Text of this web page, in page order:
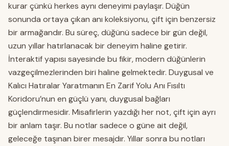
kurar çünkü herkes aynı deneyimi paylaşır. Düğün
sonunda ortaya çıkan anı koleksiyonu, çift için benzersiz
bir armağandır. Bu süreç, düğünü sadece bir gün değil,
uzun yıllar hatırlanacak bir deneyim haline getirir.
İnteraktif yapısı sayesinde bu fikir, modern düğünlerin
vazgeçilmezlerinden biri haline gelmektedir. Duygusal ve
Kalıcı Hatıralar Yaratmanın En Zarif Yolu Anı Fısıltı
Koridoru’nun en güçlü yanı, duygusal bağları
güçlendirmesidir. Misafirlerin yazdığı her not, çift için ayrı
bir anlam taşır. Bu notlar sadece o güne ait değil,
geleceğe taşınan birer mesajdır. Yıllar sonra bu notları